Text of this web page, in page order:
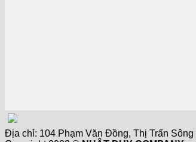
Địa chỉ: 104 Phạm Văn Đồng, Thị Trấn